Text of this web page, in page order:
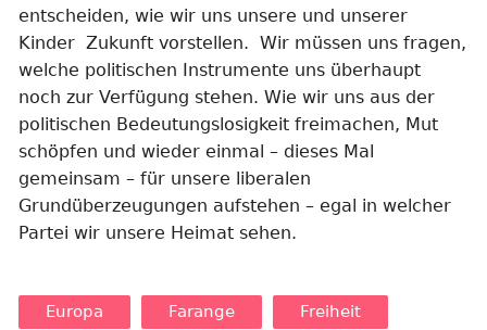
entscheiden, wie wir uns unsere und unserer
Kinder Zukunft vorstellen. Wir müssen uns fragen,
welche politischen Instrumente uns überhaupt
noch zur Verfügung stehen. Wie wir uns aus der
politischen Bedeutungslosigkeit freimachen, Mut
schöpfen und wieder einmal – dieses Mal
gemeinsam – für unsere liberalen
Grundüberzeugungen aufstehen – egal in welcher
Partei wir unsere Heimat sehen.
Europa Farange Freiheit